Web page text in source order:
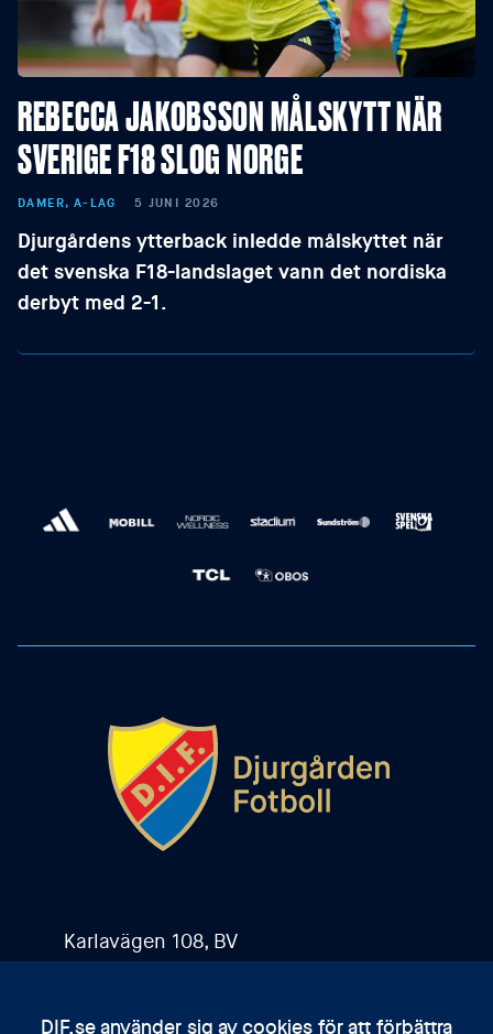
REBECCA JAKOBSSON MÅLSKYTT NÄR
SVERIGE F18 SLOG NORGE
DAMER, A-LAG 5 JUNI 2026
Djurgårdens ytterback inledde målskyttet när
det svenska F18-landslaget vann det nordiska
derbyt med 2-1.
Karlavägen 108, BV
DIF.se använder sig av cookies för att förbättra